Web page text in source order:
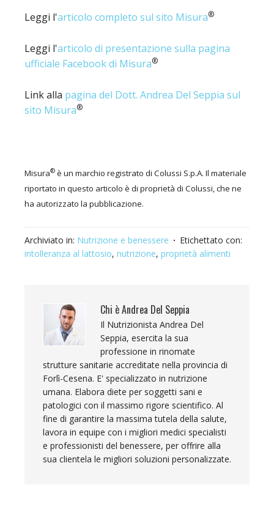
Leggi l'articolo completo sul sito Misura®
Leggi l'articolo di presentazione sulla pagina
ufficiale Facebook di Misura®
Link alla pagina del Dott. Andrea Del Seppia sul
sito Misura®
Misura® è un marchio registrato di Colussi S.p.A. Il materiale
riportato in questo articolo è di proprietà di Colussi, che ne
ha autorizzato la pubblicazione.
Archiviato in: Nutrizione e benessere
Etichettato con:
intolleranza al lattosio, nutrizione, proprietà alimenti
Chi èAndrea Del Seppia
Il Nutrizionista Andrea Del
Seppia, esercita la sua
professione in rinomate
strutture sanitarie accreditate nella provincia di
Forlì-Cesena. E' specializzato in nutrizione
umana. Elabora diete per soggetti sani e
patologici con il massimo rigore scientifico. Al
fine di garantire la massima tutela della salute,
lavora in equipe con i migliori medici specialisti
e professionisti del benessere, per offrire alla
sua clientela le migliori soluzioni personalizzate.